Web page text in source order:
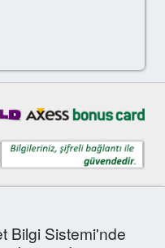
Bilgi Sistemi'nde